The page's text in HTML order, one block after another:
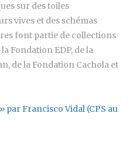
sur des toiles
vives et des schémas
font partie de collections
Fondation EDP, de la
de la Fondation Cachola et
par Francisco Vidal (CPS au